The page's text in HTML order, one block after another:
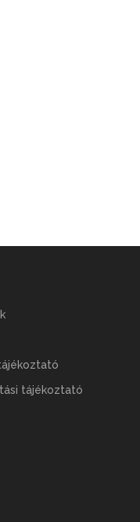
tájékoztató